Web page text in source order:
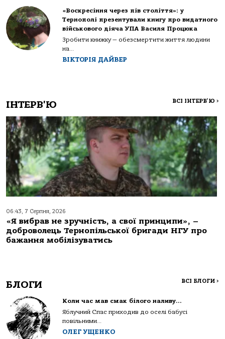
«Воскресіння через пів століття»: у
Тернополі презентували книгу про видатного
військового діяча УПА Василя Процюка
Зробити книжку — обезсмертити життя людини
на...
ВІКТОРІЯ ДАЙВЕР
ІНТЕРВ'Ю ВСІ ІНТЕРВ'Ю >
06:43, 7 Серпня, 2026
«Я вибрав не зручність, а свої принципи», –
доброволець Тернопільської бригади НГУ про
бажання мобілізуватись
БЛОГИ ВСІ БЛОГИ >
Коли час мав смак білого наливу…
Яблучний Спас приходив до оселі бабусі
повільними...
ОЛЕГ УЩЕНКО